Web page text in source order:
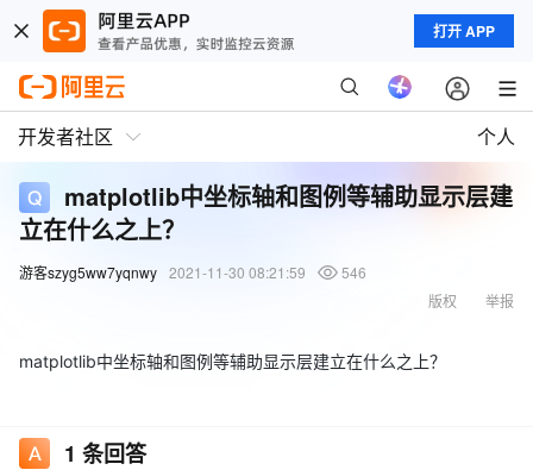
打开 APP
开发者社区 个人
matplotlib中坐标轴和图例等辅助显示层建
立在什么之上？
游客szyg5ww7yqnwy 2021-11-30 08:21:59
546
举报
版权
matplotlib中坐标轴和图例等辅助显示层建立在什么之上？
1 条回答